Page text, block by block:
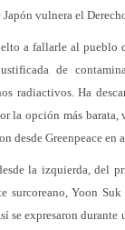
vulnera el
a fallarle al pueblo
de
radiactivos. Ha
la opción más barata,
desde Greenpeace en
la izquierda, del
surcoreano, Yoon
se expresaron durante